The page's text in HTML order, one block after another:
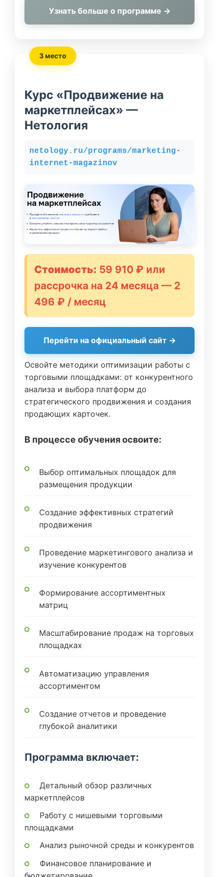
Узнать больше о программе →
3 место
Курс «Продвижение на
маркетплейсах» —
Нетология
netology.ru/programs/marketing-
internet-magazinov
Стоимость: 59 910 ₽ или
рассрочка на 24 месяца — 2
496 ₽ / месяц
Перейти на официальный сайт →
Освойте методики оптимизации работы с
торговыми площадками: от конкурентного
анализа и выбора платформ до
стратегического продвижения и создания
продающих карточек.
В процессе обучения освоите:
Выбор оптимальных площадок для
размещения продукции
Создание эффективных стратегий
продвижения
Проведение маркетингового анализа и
изучение конкурентов
Формирование ассортиментных
матриц
Масштабирование продаж на торговых
площадках
Автоматизацию управления
ассортиментом
Создание отчетов и проведение
глубокой аналитики
Программа включает:
Детальный обзор различных
маркетплейсов
Работу с нишевыми торговыми
площадками
Анализ рыночной среды и конкурентов
Финансовое планирование и